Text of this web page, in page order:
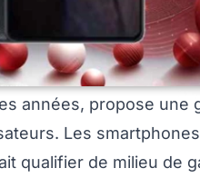
années, propose une
Les smartphones
qualifier de milieu de